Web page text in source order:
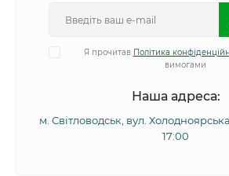
Я прочитав Політика
вимогами
Наша адреса:
м. Світловодськ, вул.
17:00